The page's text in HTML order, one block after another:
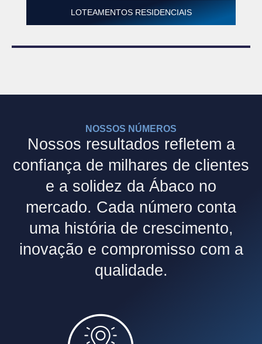
LOTEAMENTOS RESIDENCIAIS
NOSSOS NÚMEROS
Nossos resultados refletem a
confiança de milhares de clientes
e a solidez da Ábaco no
mercado. Cada número conta
uma história de crescimento,
inovação e compromisso com a
qualidade.